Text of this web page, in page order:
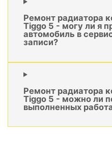
Ремонт радиатора
Tiggo 5 - могу ли я
автомобиль в
записи?
Ремонт радиатора
Tiggo 5 - можно ли
выполненных